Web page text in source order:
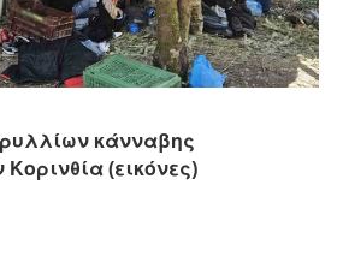
κάνναβης
Κορινθία (εικόνες)